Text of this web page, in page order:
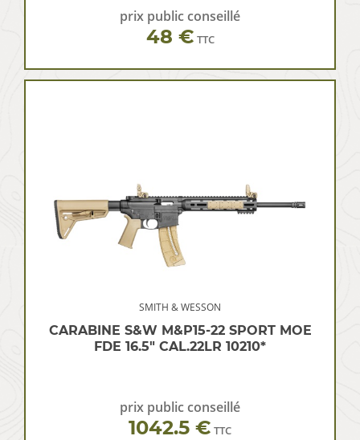
prix public conseillé
48 € TTC
SMITH & WESSON
CARABINE S&W M&P15-22 SPORT MOE
FDE 16.5″ CAL.22LR 10210*
prix public conseillé
1042.5 € TTC